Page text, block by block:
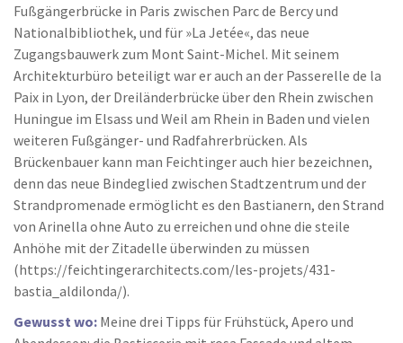
Fußgängerbrücke in Paris zwischen Parc de Bercy und
Nationalbibliothek, und für »La Jetée«, das neue
Zugangsbauwerk zum Mont Saint-Michel. Mit seinem
Architekturbüro beteiligt war er auch an der Passerelle de la
Paix in Lyon, der Dreiländerbrücke über den Rhein zwischen
Huningue im Elsass und Weil am Rhein in Baden und vielen
weiteren Fußgänger- und Radfahrerbrücken. Als
Brückenbauer kann man Feichtinger auch hier bezeichnen,
denn das neue Bindeglied zwischen Stadtzentrum und der
Strandpromenade ermöglicht es den Bastianern, den Strand
von Arinella ohne Auto zu erreichen und ohne die steile
Anhöhe mit der Zitadelle überwinden zu müssen
(https://feichtingerarchitects.com/les-projets/431-
bastia_aldilonda/).
Gewusst wo: Meine drei Tipps für Frühstück, Apero und